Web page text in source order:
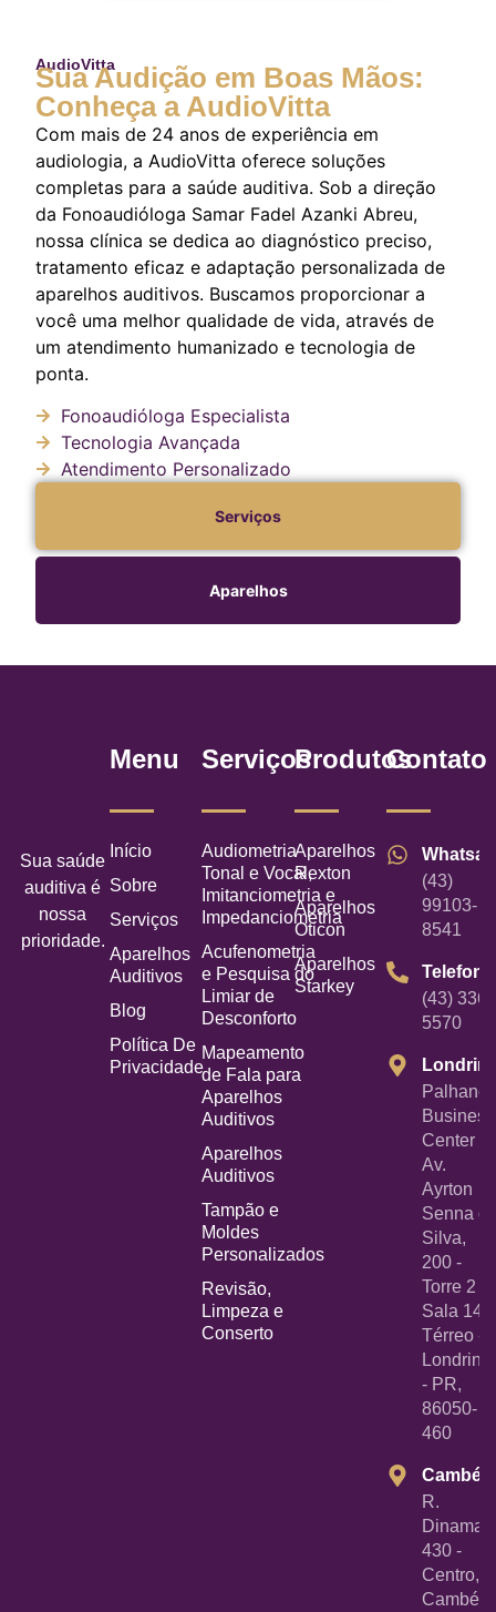
AudioVitta
Sua Audição em Boas Mãos:
Conheça a AudioVitta
Com mais de 24 anos de experiência em
audiologia, a AudioVitta oferece soluções
completas para a saúde auditiva. Sob a direção
da Fonoaudióloga Samar Fadel Azanki Abreu,
nossa clínica se dedica ao diagnóstico preciso,
tratamento eficaz e adaptação personalizada de
aparelhos auditivos. Buscamos proporcionar a
você uma melhor qualidade de vida, através de
um atendimento humanizado e tecnologia de
ponta.
Fonoaudióloga Especialista
Tecnologia Avançada
Atendimento Personalizado
Serviços
Aparelhos
Sua saúde
auditiva é
nossa
prioridade.
Menu
Início
Sobre
Serviços
Aparelhos
Auditivos
Blog
Política De
Privacidade
Serviços
Audiometria
Tonal e Vocal,
Imitanciometria e
Impedanciometria
Acufenometria
e Pesquisa do
Limiar de
Desconforto
Mapeamento
de Fala para
Aparelhos
Auditivos
Aparelhos
Auditivos
Tampão e
Moldes
Personalizados
Revisão,
Limpeza e
Conserto
Produtos
Aparelhos
Rexton
Aparelhos
Oticon
Aparelhos
Starkey
Contato
(43)
99103-
8541
Telefone
(43)
5570
Palhano
Business
Center -
Av.
Ayrton
Senna
Silva,
200 -
Torre 2 -
Sala 14
Térreo -
Londrina
- PR,
86050-
460
Cambé
R.
430 -
Centro,
Cambé -